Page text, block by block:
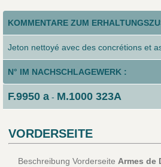
KOMMENTARE ZUM
Jeton nettoyé avec des concrétions et
N° IM NACHSCHLAGEWERK :
F.9950 a- M.1000 323A
VORDERSEITE
Beschreibung Vorderseite Armes de